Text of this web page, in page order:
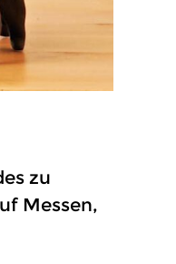
zu
Messen,